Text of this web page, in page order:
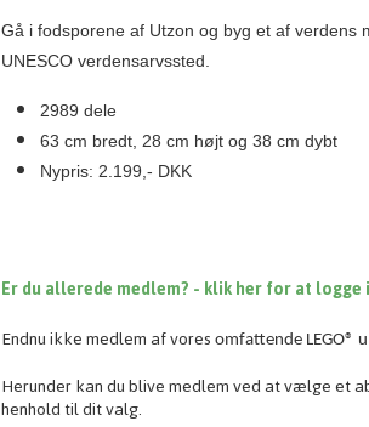
Gå i fodsporene af Utzon og byg et af verdens
UNESCO verdensarvssted.
2989 dele
63 cm bredt, 28 cm højt og 38 cm dybt
Nypris: 2.199,- DKK
Er du allerede medlem? - klik her for at
Endnu ikke medlem af vores omfattende LEGO®
Herunder kan du blive medlem ved at vælge et
henhold til dit valg.